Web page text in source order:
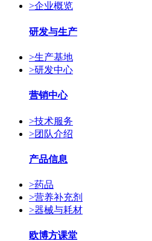
>企业概览
研发与生产
>生产基地
>研发中心
营销中心
>技术服务
>团队介绍
产品信息
>药品
>营养补充剂
>器械与耗材
欧博方课堂